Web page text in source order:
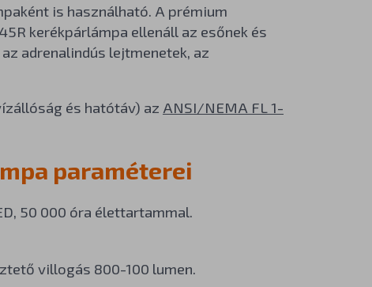
is használható. A prémium
kerékpárlámpa ellenáll az esőnek és
adrenalindús lejtmenetek, az
és hatótáv) az ANSI/NEMA FL 1-
paraméterei
50 000 óra élettartammal.
villogás 800-100 lumen.